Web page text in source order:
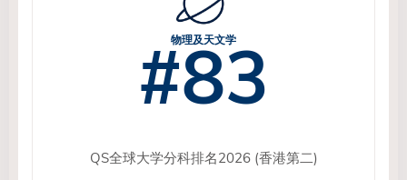
物理及天文学
#83
QS全球大学分科排名2026 (香港第二)